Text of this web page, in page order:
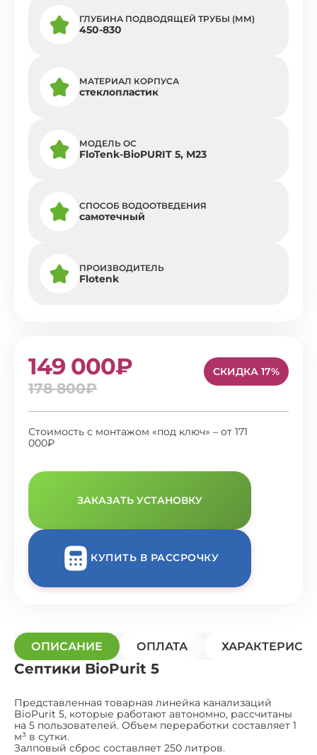
ГЛУБИНА ПОДВОДЯЩЕЙ ТРУБЫ (ММ)
450-830
МАТЕРИАЛ КОРПУСА
стеклопластик
МОДЕЛЬ ОС
FloTenk-BioPURIT 5, М23
СПОСОБ ВОДООТВЕДЕНИЯ
самотечный
ПРОИЗВОДИТЕЛЬ
Flotenk
149 000₽
178 800₽
СКИДКА 17%
Стоимость с монтажом «под ключ» – от 171
000₽
ЗАКАЗАТЬ УСТАНОВКУ
КУПИТЬ В РАССРОЧКУ
ОПИСАНИЕ ОПЛАТА
Септики BioPurit 5
Представленная товарная линейка канализаций
BioPurit 5, которые работают автономно, рассчитаны
на 5 пользователей. Объем переработки составляет 1
м³ в сутки.
Залповый сброс составляет 250 литров.